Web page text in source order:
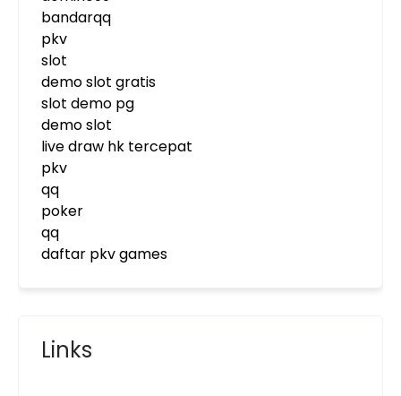
bandarqq
pkv
slot
demo slot gratis
slot demo pg
demo slot
live draw hk tercepat
pkv
qq
poker
qq
daftar pkv games
Links